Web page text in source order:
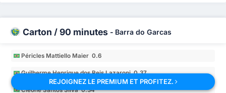
Carton / 90 minutes - Barra do Garcas
Péricles Mattiello Maier 0.6
Guilherme Henrique dos Reis Lazaroni 0.37
Cleone Santos Silva 0.34
REJOIGNEZ LE PREMIUM ET PROFITEZ.